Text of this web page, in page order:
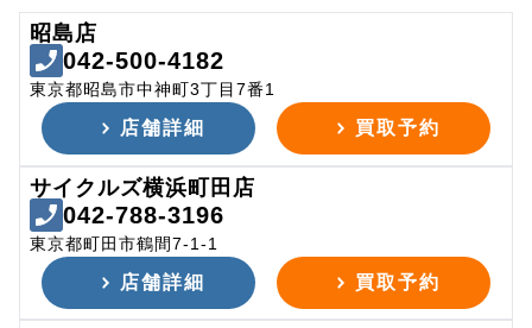
昭島店
042-500-4182
東京都昭島市中神町3丁目7番1
店舗詳細 買取予約
サイクルズ横浜町田店
042-788-3196
東京都町田市鶴間7-1-1
店舗詳細 買取予約